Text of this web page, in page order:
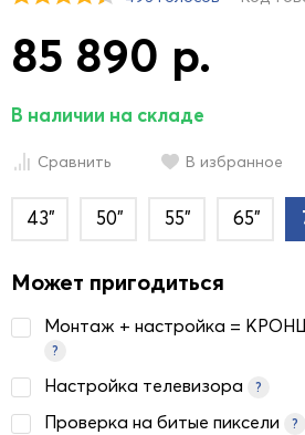
85 890 р.
В наличии на складе
Сравнить В избранное
43" 50" 55" 65"
Может пригодиться
Монтаж + настройка =
?
Настройка телевизора
?
Проверка на битые пиксели
?